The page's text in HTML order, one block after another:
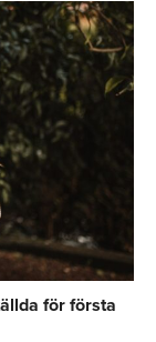
för första